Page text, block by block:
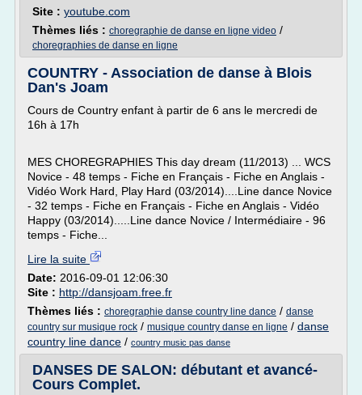
Site : youtube.com
Thèmes liés : choregraphie de danse en ligne video /
choregraphies de danse en ligne
COUNTRY - Association de danse à Blois
Dan's Joam
Cours de Country enfant à partir de 6 ans le mercredi de
16h à 17h
MES CHOREGRAPHIES This day dream (11/2013) ... WCS
Novice - 48 temps - Fiche en Français - Fiche en Anglais -
Vidéo Work Hard, Play Hard (03/2014)....Line dance Novice
- 32 temps - Fiche en Français - Fiche en Anglais - Vidéo
Happy (03/2014).....Line dance Novice / Intermédiaire - 96
temps - Fiche...
Lire la suite
Date: 2016-09-01 12:06:30
Site : http://dansjoam.free.fr
Thèmes liés : choregraphie danse country line dance / danse
country sur musique rock / musique country danse en ligne / danse
country line dance / country music pas danse
DANSES DE SALON: débutant et avancé-
Cours Complet.